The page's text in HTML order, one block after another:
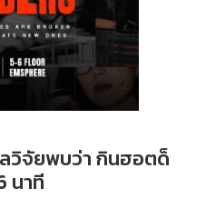
วิจัยพบว่า กินฮอตด็
นาที